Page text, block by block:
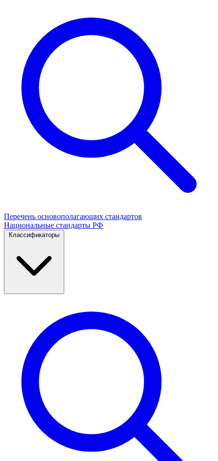
Перечень основополагающих стандартов
Национальные стандарты РФ
Классификаторы